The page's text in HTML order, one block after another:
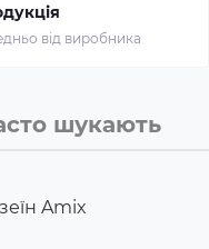
від виробника
шукають
Amix